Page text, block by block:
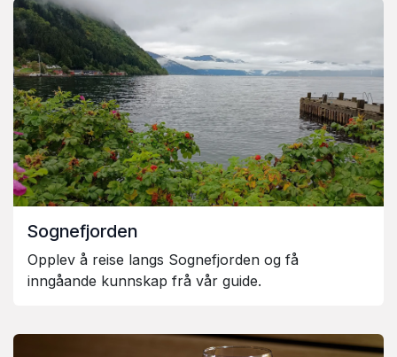
Sognefjorden
Opplev å reise langs Sognefjorden og få
inngåande kunnskap frå vår guide.